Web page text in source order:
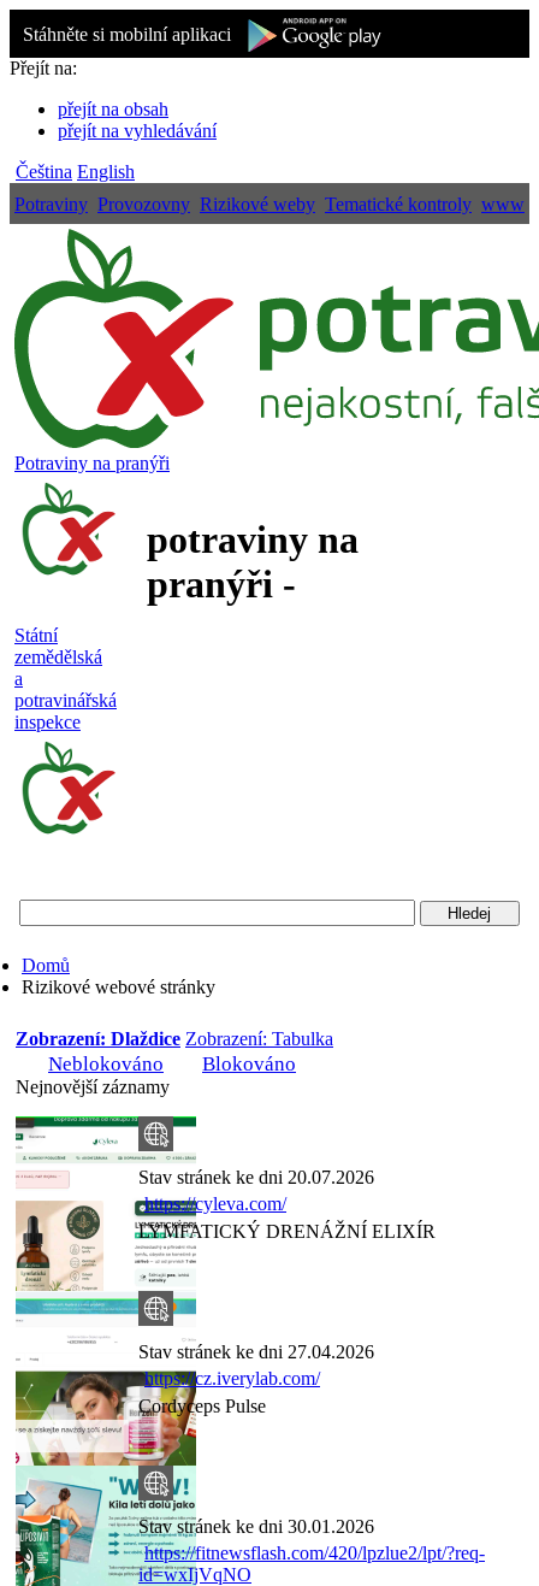
Stáhněte si mobilní aplikaci
Přejít na:
přejít na obsah
přejít na vyhledávání
Čeština English
Potraviny Provozovny Rizikové weby Tematické kontroly www
Potraviny na pranýři
potraviny na
pranýři -
Státní
zemědělská
a
potravinářská
inspekce
potravinářská
inspekce
Domů
Rizikové webové stránky
Zobrazení: Dlaždice Zobrazení: Tabulka
Neblokováno Blokováno
Nejnovější záznamy
Stav stránek ke dni 20.07.2026
https://cyleva.com/
LYMFATICKÝ DRENÁŽNÍ ELIXÍR
Stav stránek ke dni 27.04.2026
https://cz.iverylab.com/
Cordyceps Pulse
Stav stránek ke dni 30.01.2026
https://fitnewsflash.com/420/lpzlue2/lpt/?req-
id=wxIjVqNO